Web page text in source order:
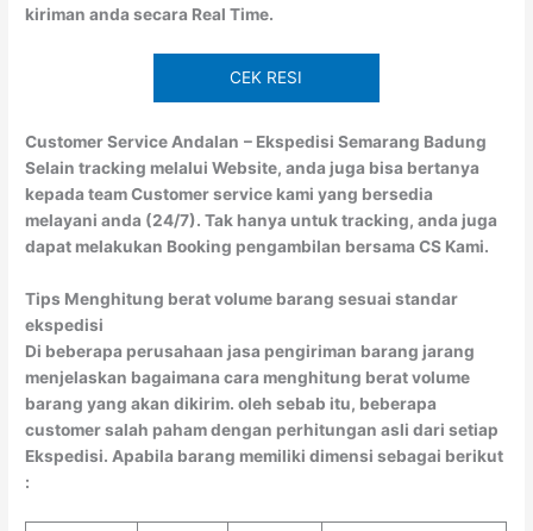
kiriman anda secara Real Time.
CEK RESI
Customer Service Andalan – Ekspedisi Semarang Badung
Selain tracking melalui Website, anda juga bisa bertanya
kepada team Customer service kami yang bersedia
melayani anda (24/7). Tak hanya untuk tracking, anda juga
dapat melakukan Booking pengambilan bersama CS Kami.
Tips Menghitung berat volume barang sesuai standar
ekspedisi
Di beberapa perusahaan jasa pengiriman barang jarang
menjelaskan bagaimana cara menghitung berat volume
barang yang akan dikirim. oleh sebab itu, beberapa
customer salah paham dengan perhitungan asli dari setiap
Ekspedisi. Apabila barang memiliki dimensi sebagai berikut
: